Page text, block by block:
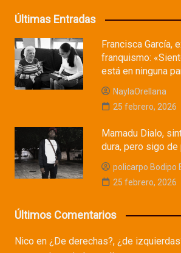
Últimas Entradas
Francisca García,
franquismo:
está en ninguna
NaylaOrellana
25 febrero, 2026
Mamadu Dialo,
dura, pero sigo de
policarpo Bodipo
25 febrero, 2026
Últimos Comentarios
Nicoen ¿De derechas?, ¿de